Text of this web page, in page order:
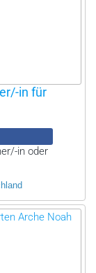
in für
in oder